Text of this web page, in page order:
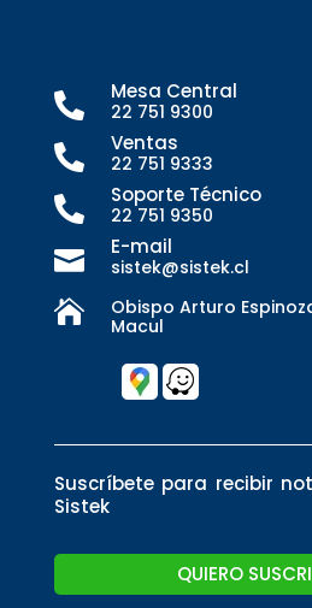
 Mesa Central
22 751 9300
 Ventas
22 751 9333
 Soporte Técnico
22 751 9350
 E-mail
sistek@sistek.cl

Obispo Arturo
Macul
Suscríbete para recibir
Sistek
QUIERO